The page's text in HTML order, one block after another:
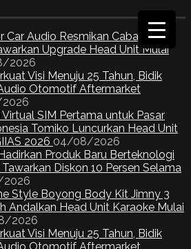
Car Audio Resmikan Cabang
Upgrade Head Unit Mulai
2026
Visi Menuju 25 Tahun, Bidik
Otomotif Aftermarket
SIM Pertama untuk Pasar
Tomiko Luncurkan Head Unit
2026 04/08/2026
Produk Baru Berteknologi
Diskon 10 Persen Selama
Style Boyong Body Kit Jimny 3
Andalkan Head Unit Karaoke Mulai
2026
Visi Menuju 25 Tahun, Bidik